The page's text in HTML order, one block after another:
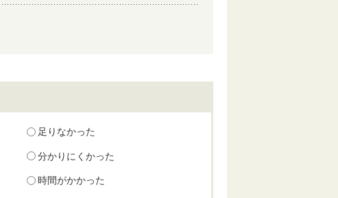
足りなかった
分かりにくかった
時間がかかった